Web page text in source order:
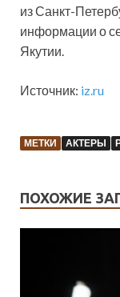
из Санкт-
информации о
Якутии.
Источник: iz.ru
МЕТКИ АКТЕРЫ
ПОХОЖИЕ